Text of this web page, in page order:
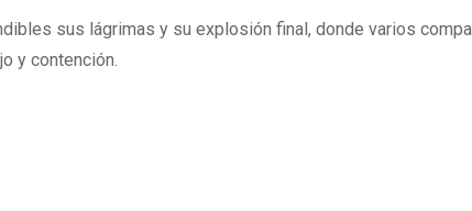
sus lágrimas y su explosión final, donde varios
y contención.